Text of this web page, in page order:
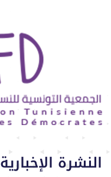
النشرة الإخبارية